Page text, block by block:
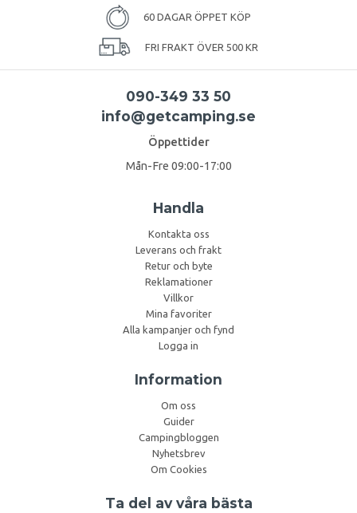
60 DAGAR ÖPPET KÖP
FRI FRAKT ÖVER 500 KR
090-349 33 50
info@getcamping.se
Öppettider
Mån-Fre 09:00-17:00
Handla
Kontakta oss
Leverans och frakt
Retur och byte
Reklamationer
Villkor
Mina favoriter
Alla kampanjer och fynd
Logga in
Information
Om oss
Guider
Campingbloggen
Nyhetsbrev
Om Cookies
Ta del av våra bästa